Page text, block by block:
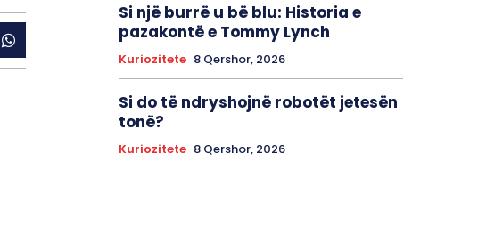
Si një burrë u bë blu: Historia e
pazakontë e Tommy Lynch
Kuriozitete 8 Qershor, 2026
Si do të ndryshojnë robotët jetesën
tonë?
Kuriozitete 8 Qershor, 2026